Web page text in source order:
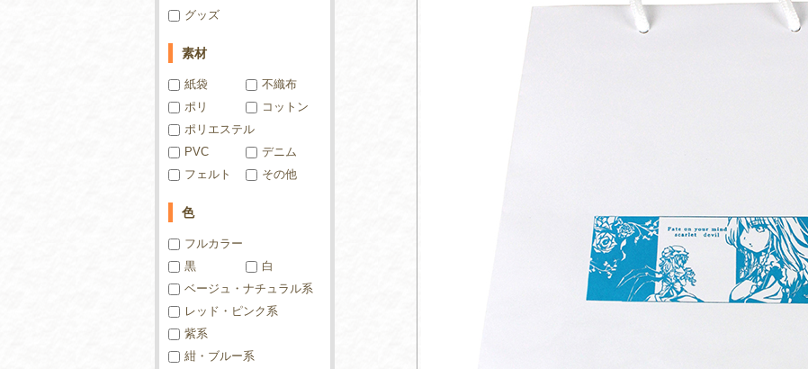
グッズ
素材
紙袋
不織布
ポリ
コットン
ポリエステル
PVC
デニム
フェルト
その他
色
フルカラー
黒
白
ベージュ・ナチュラル系
レッド・ピンク系
紫系
紺・ブルー系